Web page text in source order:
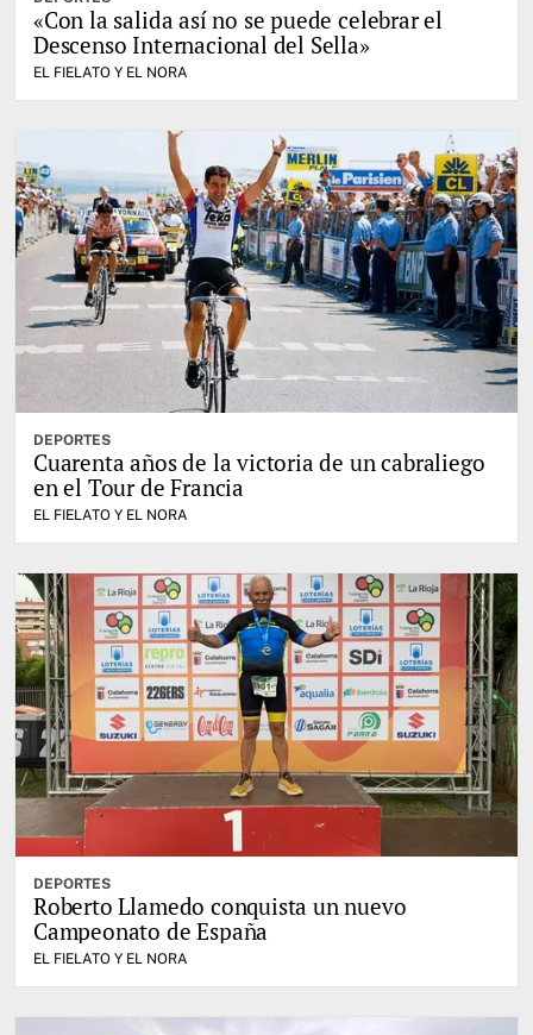
«Con la salida así no se puede celebrar el
Descenso Internacional del Sella»
EL FIELATO Y EL NORA
DEPORTES
Cuarenta años de la victoria de un cabraliego
en el Tour de Francia
EL FIELATO Y EL NORA
DEPORTES
Roberto Llamedo conquista un nuevo
Campeonato de España
EL FIELATO Y EL NORA